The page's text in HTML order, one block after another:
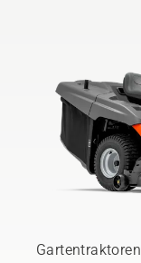
Gartentraktoren